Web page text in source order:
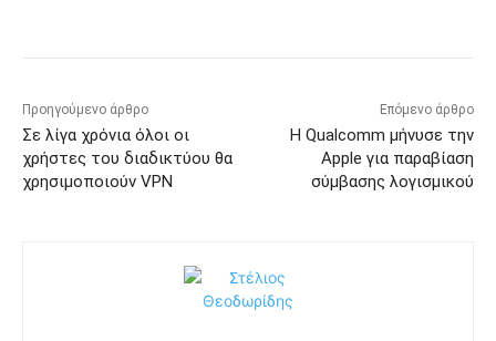
Προηγούμενο άρθρο
Σε λίγα χρόνια όλοι οι
χρήστες του διαδικτύου θα
χρησιμοποιούν VPN
Επόμενο άρθρο
Η Qualcomm μήνυσε την
Apple για παραβίαση
σύμβασης λογισμικού